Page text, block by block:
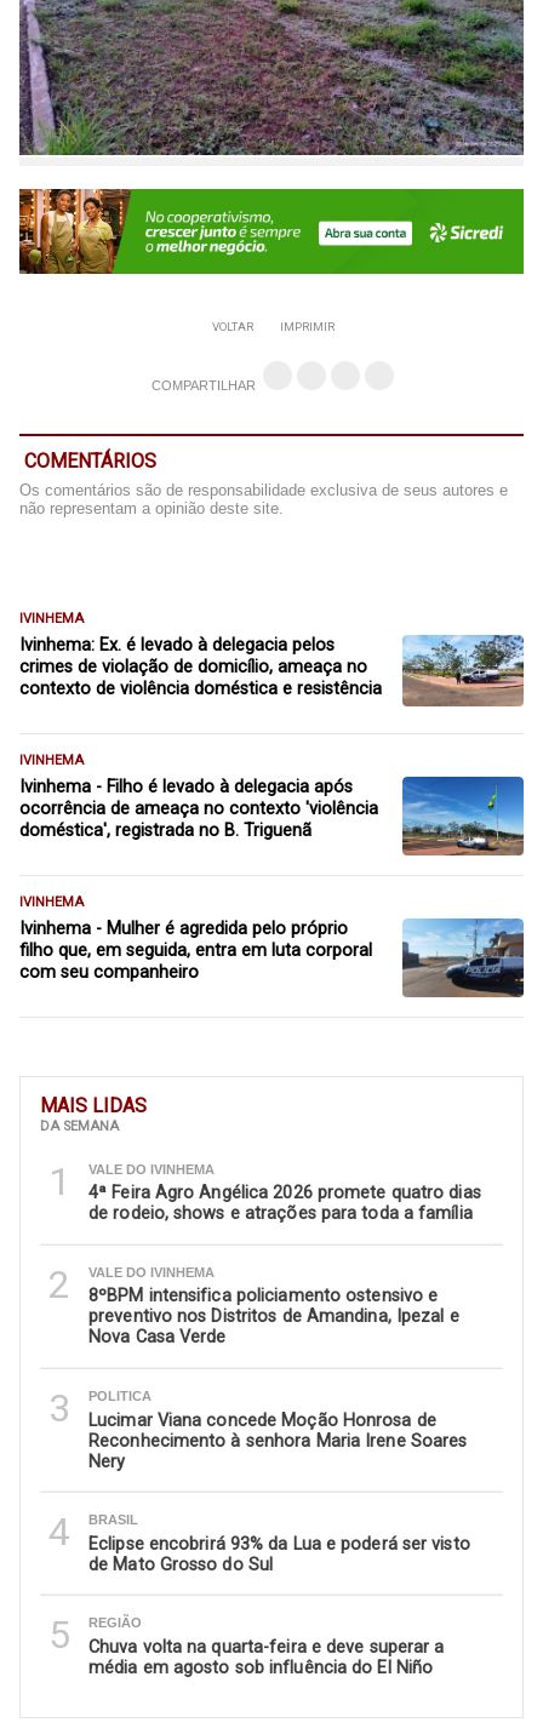
MAIS LIDAS
DA SEMANA
1 VALE DO IVINHEMA
4ª Feira Agro Angélica 2026 promete quatro dias
de rodeio, shows e atrações para toda a família
2 VALE DO IVINHEMA
8ºBPM intensifica policiamento ostensivo e
preventivo nos Distritos de Amandina, Ipezal e
Nova Casa Verde
3 POLITICA
Lucimar Viana concede Moção Honrosa de
Reconhecimento à senhora Maria Irene Soares
Nery
4 BRASIL
Eclipse encobrirá 93% da Lua e poderá ser visto
de Mato Grosso do Sul
5 REGIÃO
Chuva volta na quarta-feira e deve superar a
média em agosto sob influência do El Niño
VOLTAR IMPRIMIR
COMPARTILHAR
COMENTÁRIOS
Os comentários são de responsabilidade exclusiva de seus autores e
não representam a opinião deste site.
IVINHEMA
Ivinhema: Ex. é levado à delegacia pelos
crimes de violação de domicílio, ameaça no
contexto de violência doméstica e resistência
IVINHEMA
Ivinhema - Filho é levado à delegacia após
ocorrência de ameaça no contexto 'violência
doméstica', registrada no B. Triguenã
IVINHEMA
Ivinhema - Mulher é agredida pelo próprio
filho que, em seguida, entra em luta corporal
com seu companheiro